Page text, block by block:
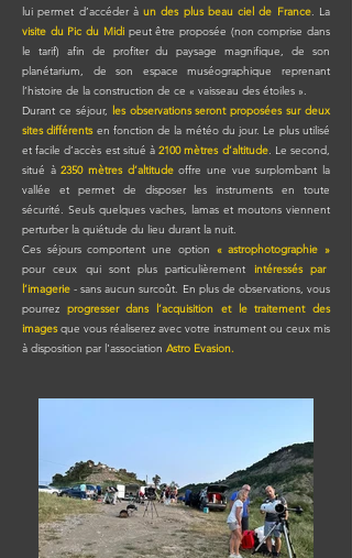
lui permet d’accéder àun des plus beau ciel de France. La
visite du Pic du Midipeut être proposée (non comprise dans
le tarif) afin de profiter du paysage magnifique, de son
planétarium, de son espace muséographique reprenant
l’histoire de la construction de ce « vaisseau des étoiles ».
Durant ce séjour, les observations seront proposées sur deux
sites différentsen fonction de la météo du jour. Le plus utilisé
et facile d’accès est situé à 2100 mètres d’altitude. Le second,
situé à 2350 mètres d’altitudeoffre une vue surplombant la
vallée et permet de disposer les instruments en toute
sécurité. Seuls quelques vaches, lamas et moutons viennent
perturber la quiétude du lieu durant la nuit.
Ces séjours comportent une option « astrophotographie »
pour ceux qui sont plus particulièrement intéressés par
l’imagerie - sans aucun surcoût. En plus de observations, vous
pourrez progresser dans l’acquisition et le traitement des
images que vous réaliserez avec votre instrument ou ceux mis
à disposition par l'association Astro Evasion.